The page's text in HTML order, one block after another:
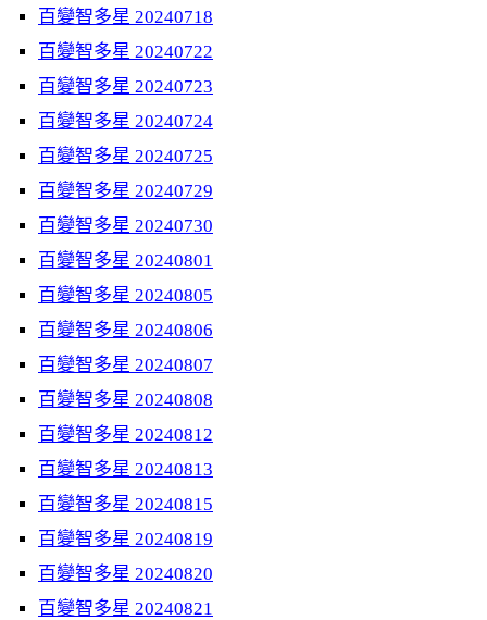
百變智多星 20240718
百變智多星 20240722
百變智多星 20240723
百變智多星 20240724
百變智多星 20240725
百變智多星 20240729
百變智多星 20240730
百變智多星 20240801
百變智多星 20240805
百變智多星 20240806
百變智多星 20240807
百變智多星 20240808
百變智多星 20240812
百變智多星 20240813
百變智多星 20240815
百變智多星 20240819
百變智多星 20240820
百變智多星 20240821